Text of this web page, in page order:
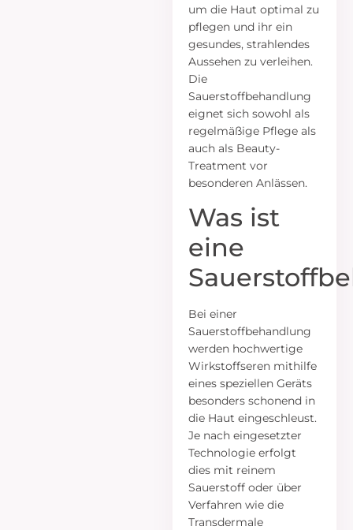
um die Haut optimal zu
pflegen und ihr ein
gesundes, strahlendes
Aussehen zu verleihen.
Die
Sauerstoffbehandlung
eignet sich sowohl als
regelmäßige Pflege als
auch als Beauty-
Treatment vor
besonderen Anlässen.
Was ist
eine
Bei einer
Sauerstoffbehandlung
werden hochwertige
Wirkstoffseren mithilfe
eines speziellen Geräts
besonders schonend in
die Haut eingeschleust.
Je nach eingesetzter
Technologie erfolgt
dies mit reinem
Sauerstoff oder über
Verfahren wie die
Transdermale